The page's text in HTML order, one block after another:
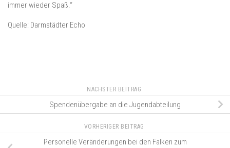
immer wieder Spaß.“
Quelle: Darmstädter Echo
NÄCHSTER BEITRAG
Spendenübergabe an die Jugendabteilung
VORHERIGER BEITRAG
Personelle Veränderungen bei den Falken zum